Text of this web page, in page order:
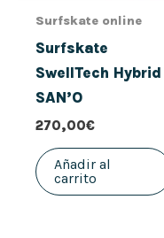
Surfskate online
Surfskate
SwellTech Hybrid
SAN’O
270,00€
Añadir al
carrito